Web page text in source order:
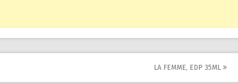
LA FEMME, EDP 35ML